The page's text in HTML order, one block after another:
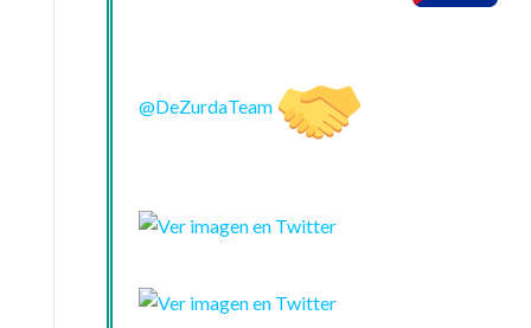
@DeZurdaTeam